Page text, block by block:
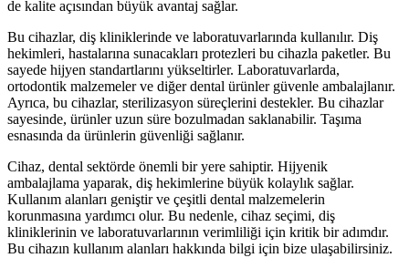
de kalite açısından büyük avantaj sağlar.
Bu cihazlar, diş kliniklerinde ve laboratuvarlarında kullanılır. Diş
hekimleri, hastalarına sunacakları protezleri bu cihazla paketler. Bu
sayede hijyen standartlarını yükseltirler. Laboratuvarlarda,
ortodontik malzemeler ve diğer dental ürünler güvenle ambalajlanır.
Ayrıca, bu cihazlar, sterilizasyon süreçlerini destekler. Bu cihazlar
sayesinde, ürünler uzun süre bozulmadan saklanabilir. Taşıma
esnasında da ürünlerin güvenliği sağlanır.
Cihaz, dental sektörde önemli bir yere sahiptir. Hijyenik
ambalajlama yaparak, diş hekimlerine büyük kolaylık sağlar.
Kullanım alanları geniştir ve çeşitli dental malzemelerin
korunmasına yardımcı olur. Bu nedenle, cihaz seçimi, diş
kliniklerinin ve laboratuvarlarının verimliliği için kritik bir adımdır.
Bu cihazın kullanım alanları hakkında bilgi için bize ulaşabilirsiniz.